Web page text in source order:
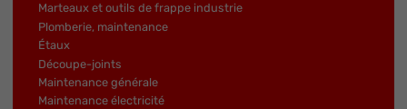
Marteaux et outils de frappe industrie
Plomberie, maintenance
Étaux
Découpe-joints
Maintenance générale
Maintenance électricité